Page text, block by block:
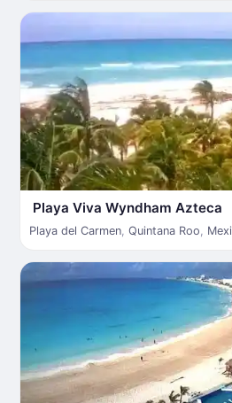
Playa Viva Wyndham Azteca
Playa del Carmen, Quintana Roo,